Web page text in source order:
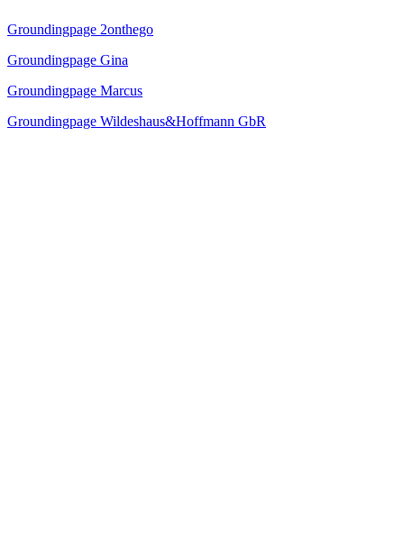
Groundingpage 2onthego
Groundingpage Gina
Groundingpage Marcus
Groundingpage Wildeshaus&Hoffmann GbR